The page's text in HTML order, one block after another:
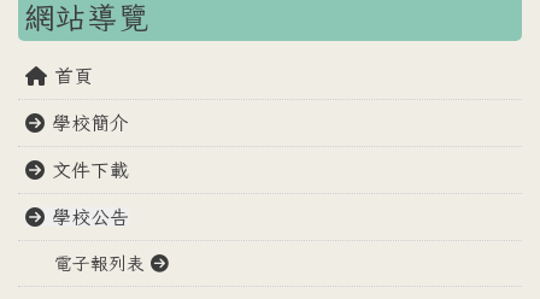
網站導覽
首頁
學校簡介
文件下載
學校公告
電子報列表